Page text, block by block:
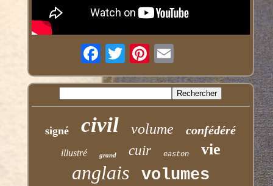
signé civil volume confédéré
illustré grand cuir easton vie
anglais volumes